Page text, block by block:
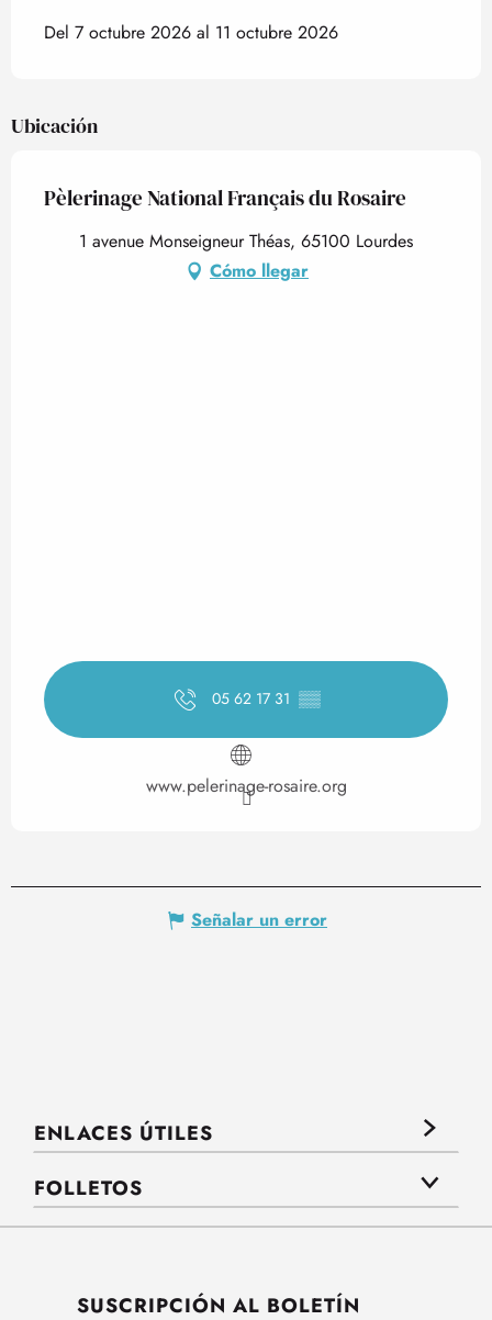
Del 7 octubre 2026 al 11 octubre 2026
Ubicación
Pèlerinage National Français du Rosaire
1 avenue Monseigneur Théas, 65100 Lourdes
Cómo llegar
05 62 17 31 ▒▒
www.pelerinage-rosaire.org
Señalar un error
ENLACES ÚTILES
FOLLETOS
SUSCRIPCIÓN AL BOLETÍN